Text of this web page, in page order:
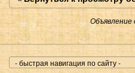
Объявление